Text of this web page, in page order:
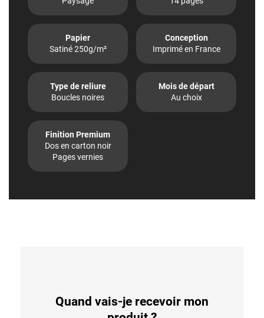
Papier
Satiné 250g/m²
Conception
Imprimé en France
Type de reliure
Boucles noires
Mois de départ
Au choix
Finition Premium
Dos en carton noir
Pages vernies
Quand vais-je recevoir mon